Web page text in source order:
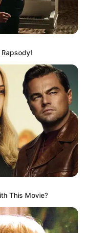
This Movie?